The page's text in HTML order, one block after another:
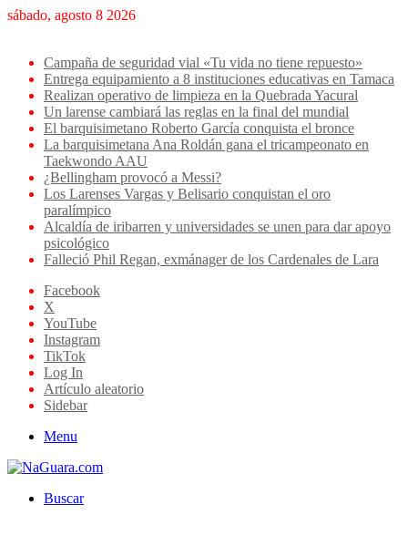
sábado, agosto 8 2026
Campaña de seguridad vial «Tu vida no tiene repuesto»
Entrega equipamiento a 8 instituciones educativas en Tamaca
Realizan operativo de limpieza en la Quebrada Yacural
Un larense cambiará las reglas en la final del mundial
El barquisimetano Roberto García conquista el bronce
La barquisimetana Ana Roldán gana el tricampeonato en
Taekwondo AAU
¿Bellingham provocó a Messi?
Los Larenses Vargas y Belisario conquistan el oro
paralímpico
Alcaldía de iribarren y universidades se unen para dar apoyo
psicológico
Falleció Phil Regan, exmánager de los Cardenales de Lara
Facebook
X
YouTube
Instagram
TikTok
Log In
Artículo aleatorio
Sidebar
Menu
Buscar